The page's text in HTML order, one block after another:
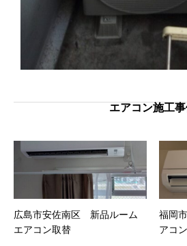
エアコン施工事
広島市安佐南区 新品ルーム
エアコン取替
福岡
アコ